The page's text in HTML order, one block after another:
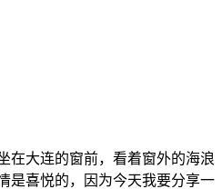
在大连的窗前，看着窗外的海浪
是喜悦的，因为今天我要分享一